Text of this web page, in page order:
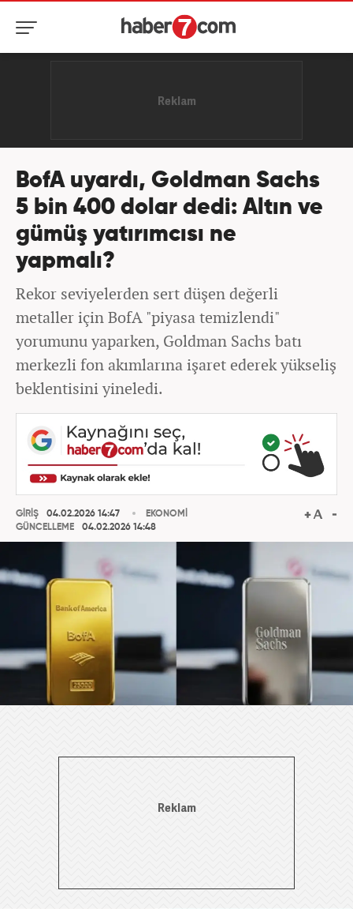
BofA uyardı, Goldman Sachs
5 bin 400 dolar dedi: Altın ve
gümüş yatırımcısı ne
yapmalı?
Rekor seviyelerden sert düşen değerli
metaller için BofA "piyasa temizlendi"
yorumunu yaparken, Goldman Sachs batı
merkezli fon akımlarına işaret ederek yükseliş
beklentisini yineledi.
GİRİŞ
04.02.2026 14:47
GÜNCELLEME
04.02.2026 14:48
EKONOMİ